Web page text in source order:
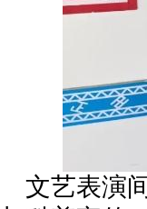
文艺表演